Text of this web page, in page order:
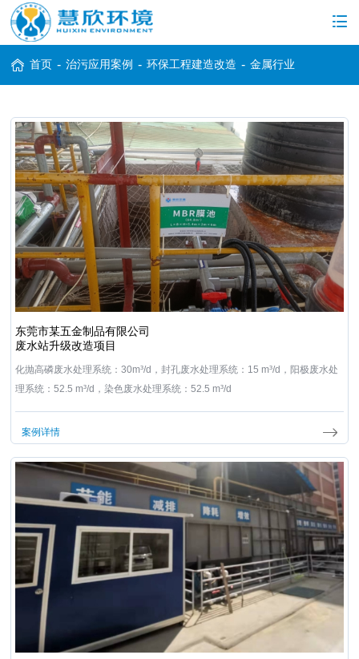
首页 - 治污应用案例 - 环保工程建造改造 - 金属行业
东莞市某五金制品有限公司
废水站升级改造项目
化抛高磷废水处理系统：30m³/d，封孔废水处理系统：15 m³/d，阳极废水处
理系统：52.5 m³/d，染色废水处理系统：52.5 m³/d
案例详情